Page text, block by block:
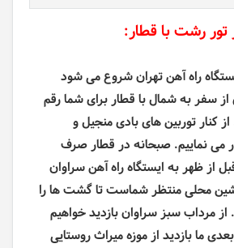
تور رشت با قطار:
راه آهن تهران شروع می شود
سفر به شمال با قطار برای شما رقم
کنار توربین های بادی منجیل و
می نماییم. صبحانه در قطار صرف
از ظهر به ایستگاه راه آهن سراوان
محلی منتظر شماست تا گشت ها را
از مرداب سبز سراوان بازدید خواهیم
ما بازدید از موزه میراث روستایی